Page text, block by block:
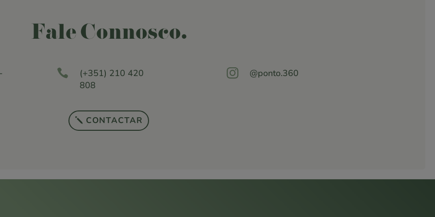
Fale Connosco.

(+351) 210 420
808
 @ponto.360
CONTACTAR